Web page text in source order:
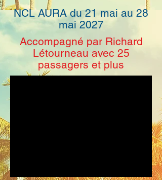
NCL AURA du 21 mai au 28
mai 2027
Accompagné par Richard
Létourneau avec 25
passagers et plus